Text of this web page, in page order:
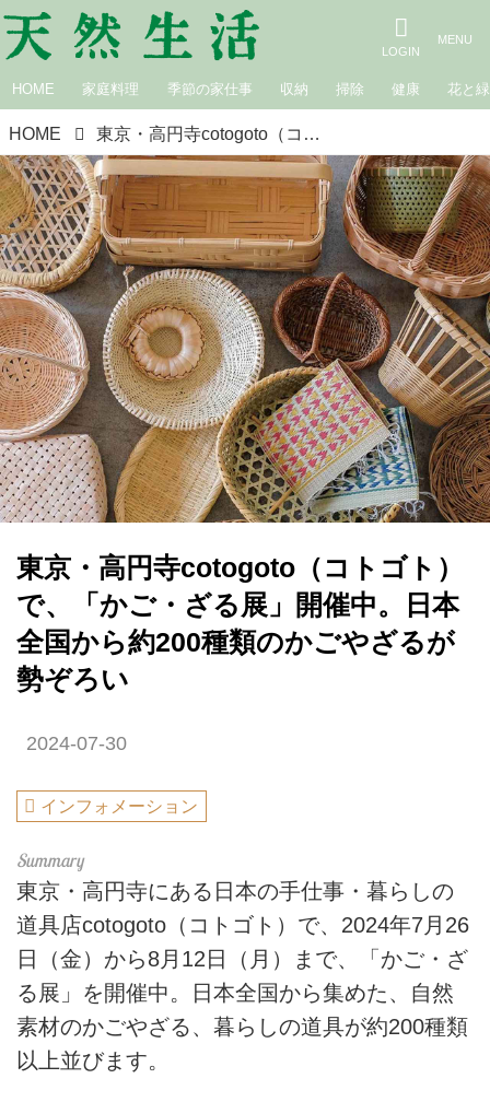
HOME 家庭料理 季節の家仕事 収納 掃除 健康 花と緑
HOME 東京・高円寺cotogoto（コトゴト）で、「かご・ざる展」開催中。日本全国から約200種類のかごやざるが勢ぞろい
東京・高円寺cotogoto（コトゴト）
で、「かご・ざる展」開催中。日本
全国から約200種類のかごやざるが
勢ぞろい
2024-07-30
インフォメーション
東京・高円寺にある日本の手仕事・暮らしの
道具店cotogoto（コトゴト）で、2024年7月26
日（金）から8月12日（月）まで、「かご・ざ
る展」を開催中。日本全国から集めた、自然
素材のかごやざる、暮らしの道具が約200種類
以上並びます。